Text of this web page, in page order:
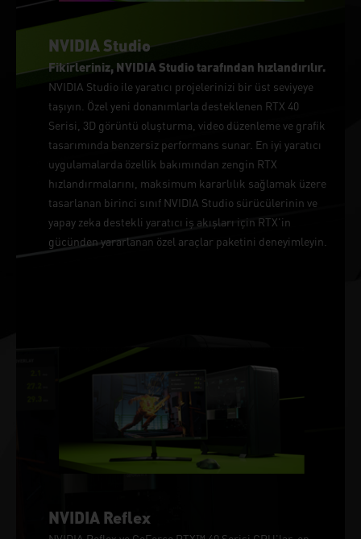
NVIDIA Studio
Fikirleriniz, NVIDIA Studio tarafından hızlandırılır.
NVIDIA Studio ile yaratıcı projelerinizi bir üst seviyeye
taşıyın. Özel yeni donanımlarla desteklenen RTX 40
Serisi, 3D görüntü oluşturma, video düzenleme ve grafik
tasarımında benzersiz performans sunar. En iyi yaratıcı
uygulamalarda özellik bakımından zengin RTX
hızlandırmalarını, maksimum kararlılık sağlamak üzere
tasarlanan birinci sınıf NVIDIA Studio sürücülerinin ve
yapay zeka destekli yaratıcı iş akışları için RTX'in
gücünden yararlanan özel araçlar paketini deneyimleyin.
NVIDIA Reflex